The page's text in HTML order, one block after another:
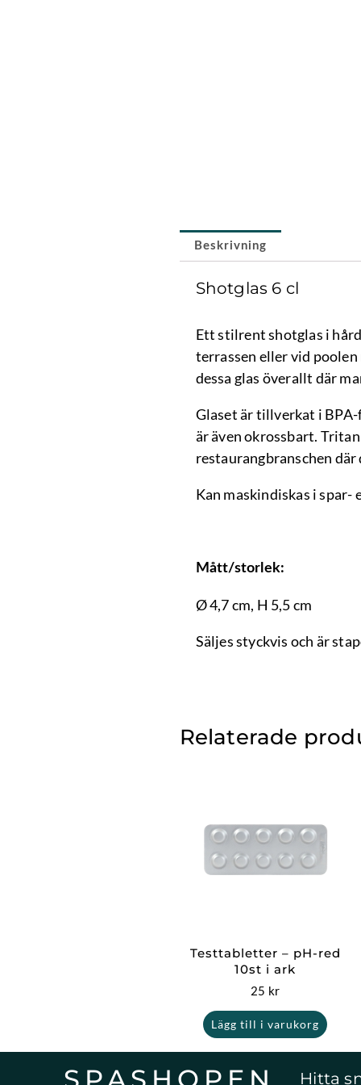
Beskrivning
Shotglas 6 cl
Ett stilrent shotglas i
terrassen eller vid poolen
dessa glas överallt där
Glaset är tillverkat i
är även okrossbart.
restaurangbranschen
Kan maskindiskas i
Mått/storlek:
Ø 4,7 cm, H 5,5 cm
Säljes styckvis och är
Relaterade
Testtabletter – pH-red
10st i ark
25 kr
Lägg till i varukorg
Hitta